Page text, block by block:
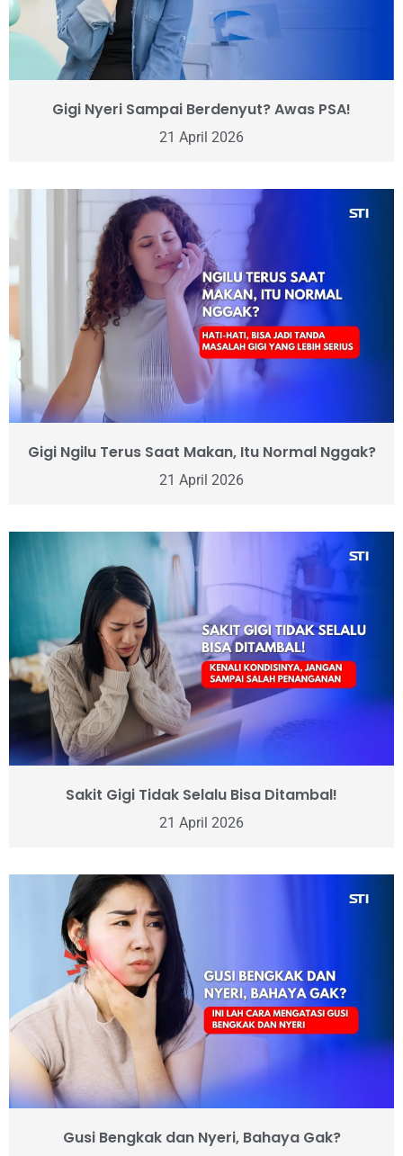
Gigi Nyeri Sampai Berdenyut? Awas PSA!
21 April 2026
Gigi Ngilu Terus Saat Makan, Itu Normal Nggak?
21 April 2026
Sakit Gigi Tidak Selalu Bisa Ditambal!
21 April 2026
Gusi Bengkak dan Nyeri, Bahaya Gak?